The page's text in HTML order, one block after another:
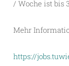
/ Woche ist bis
Mehr
https://